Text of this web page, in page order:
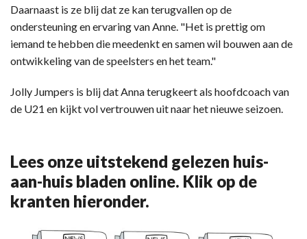
Daarnaast is ze blij dat ze kan terugvallen op de
ondersteuning en ervaring van Anne. "Het is prettig om
iemand te hebben die meedenkt en samen wil bouwen aan de
ontwikkeling van de speelsters en het team."
Jolly Jumpers is blij dat Anna terugkeert als hoofdcoach van
de U21 en kijkt vol vertrouwen uit naar het nieuwe seizoen.
Lees onze uitstekend gelezen huis-
aan-huis bladen online. Klik op de
kranten hieronder.